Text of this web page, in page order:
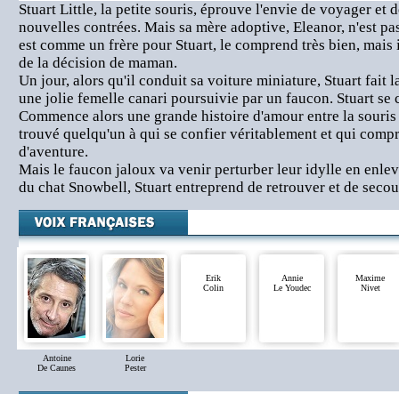
Stuart Little, la petite souris, éprouve l'envie de voyager et
nouvelles contrées. Mais sa mère adoptive, Eleanor, n'est
est comme un frère pour Stuart, le comprend très bien,
de la décision de maman.
Un jour, alors qu'il conduit sa voiture miniature, Stuart fait
une jolie femelle canari poursuivie par un faucon. Stuart se
Commence alors une grande histoire d'amour entre la
trouvé quelqu'un à qui se confier véritablement et qui
d'aventure.
Mais le faucon jaloux va venir perturber leur idylle en
du chat Snowbell, Stuart entreprend de retrouver et de
Antoine
De Caunes
Lorie
Pester
Erik
Colin
Annie
Le Youdec
Maxime
Nivet